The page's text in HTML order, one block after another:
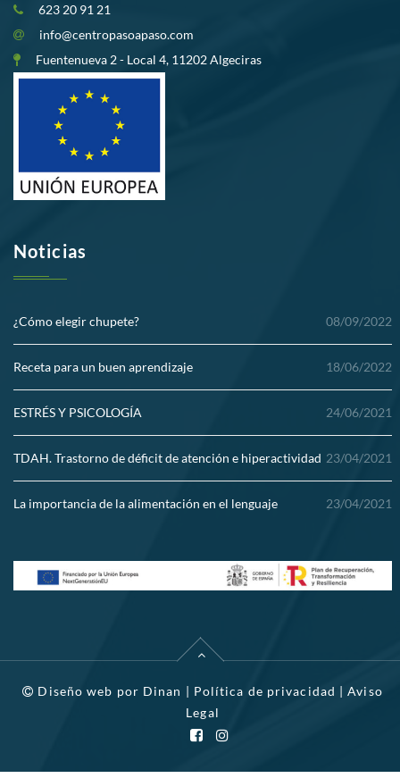
623 20 91 21
info@centropasoapaso.com
Fuentenueva 2 - Local 4, 11202 Algeciras
Noticias
¿Cómo elegir chupete? 08/09/2022
Receta para un buen aprendizaje 18/06/2022
ESTRÉS Y PSICOLOGÍA 24/06/2021
TDAH. Trastorno de déficit de atención e hiperactividad 23/04/2021
La importancia de la alimentación en el lenguaje 23/04/2021
Diseño web por Dinan | Política de privacidad |Aviso
Legal